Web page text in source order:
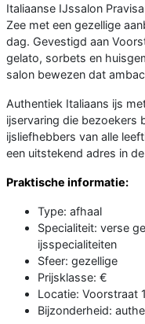
Italiaanse IJssalon
Zee met een gezellige
dag. Gevestigd aan
gelato, sorbets en
salon bewezen dat
Authentiek Italiaans ijs
ijservaring die bezoekers
ijsliefhebbers van alle
een uitstekend adres in
Praktische informatie:
Type: afhaal
Specialiteit: verse
ijsspecialiteiten
Sfeer: gezellige
Prijsklasse: €
Locatie: Voorstraat
Bijzonderheid: